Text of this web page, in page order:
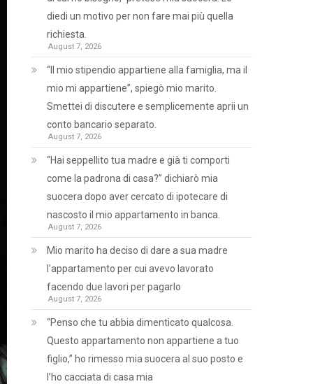
diedi un motivo per non fare mai più quella
richiesta.
August 7, 2026
“Il mio stipendio appartiene alla famiglia, ma il
mio mi appartiene”, spiegò mio marito.
Smettei di discutere e semplicemente aprii un
conto bancario separato.
August 7, 2026
“Hai seppellito tua madre e già ti comporti
come la padrona di casa?” dichiarò mia
suocera dopo aver cercato di ipotecare di
nascosto il mio appartamento in banca.
August 7, 2026
Mio marito ha deciso di dare a sua madre
l’appartamento per cui avevo lavorato
facendo due lavori per pagarlo
August 7, 2026
“Penso che tu abbia dimenticato qualcosa.
Questo appartamento non appartiene a tuo
figlio,” ho rimesso mia suocera al suo posto e
l’ho cacciata di casa mia